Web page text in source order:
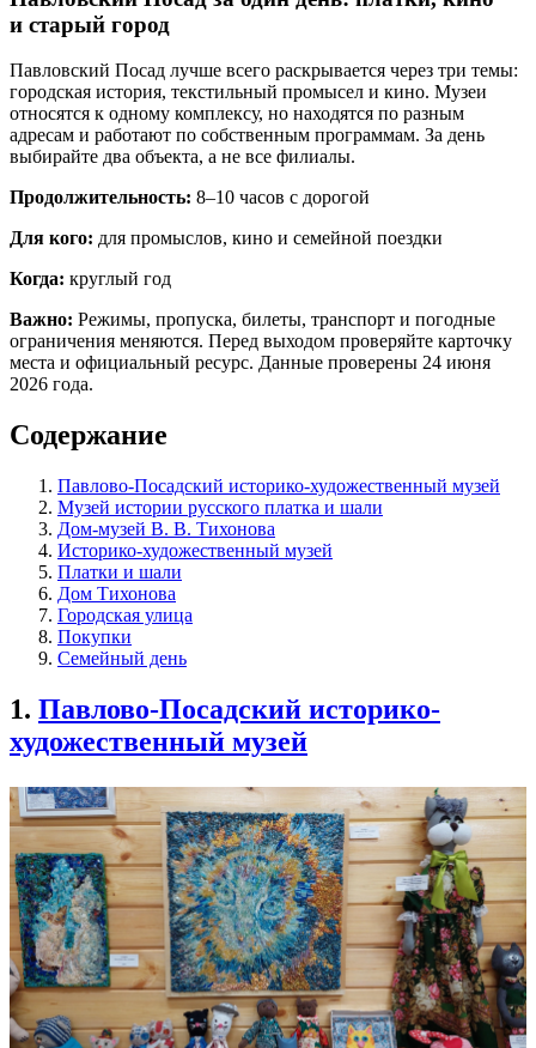
и старый город
Павловский Посад лучше всего раскрывается через три темы:
городская история, текстильный промысел и кино. Музеи
относятся к одному комплексу, но находятся по разным
адресам и работают по собственным программам. За день
выбирайте два объекта, а не все филиалы.
Продолжительность: 8–10 часов с дорогой
Для кого: для промыслов, кино и семейной поездки
Когда: круглый год
Важно: Режимы, пропуска, билеты, транспорт и погодные
ограничения меняются. Перед выходом проверяйте карточку
места и официальный ресурс. Данные проверены 24 июня
2026 года.
Содержание
Павлово-Посадский историко-художественный музей
Музей истории русского платка и шали
Дом-музей В. В. Тихонова
Историко-художественный музей
Платки и шали
Дом Тихонова
Городская улица
Покупки
Семейный день
1. Павлово-Посадский историко-
художественный музей